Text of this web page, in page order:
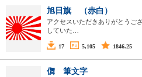
旭日旗 （赤白）
アクセスいただきありがとうご
していた…
17 5,105 1846.25
儛 筆文字